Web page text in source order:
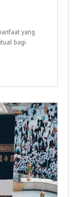
yang
bagi